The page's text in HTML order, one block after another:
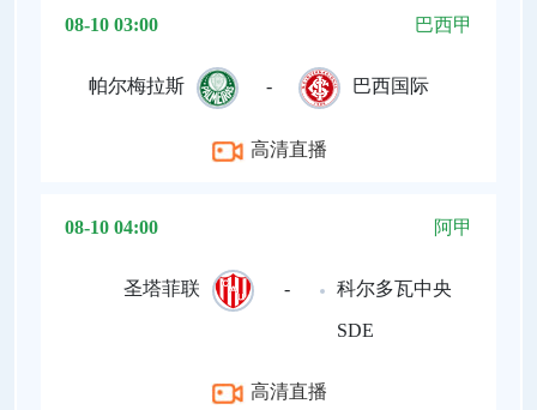
08-10 03:00 巴西甲
帕尔梅拉斯 - 巴西国际
高清直播
08-10 04:00 阿甲
圣塔菲联 - 科尔多瓦中央
SDE
高清直播